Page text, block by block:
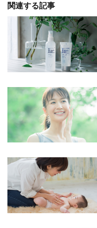
関連する記事